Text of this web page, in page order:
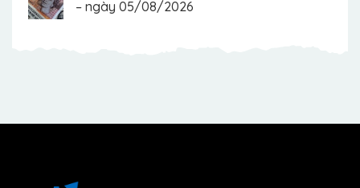
– ngày 05/08/2026